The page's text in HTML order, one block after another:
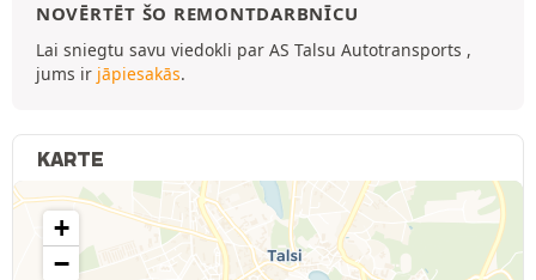
NOVĒRTĒT ŠO REMONTDARBNĪCU
Lai sniegtu savu viedokli par AS Talsu Autotransports ,
jums ir jāpiesakās.
KARTE
+
−